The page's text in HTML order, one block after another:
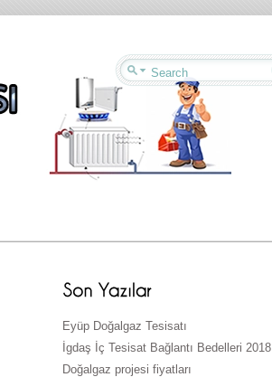
Eyüp Doğalgaz Tesisatı
İgdaş İç Tesisat Bağlantı Bedelleri 2018
Doğalgaz projesi fiyatları